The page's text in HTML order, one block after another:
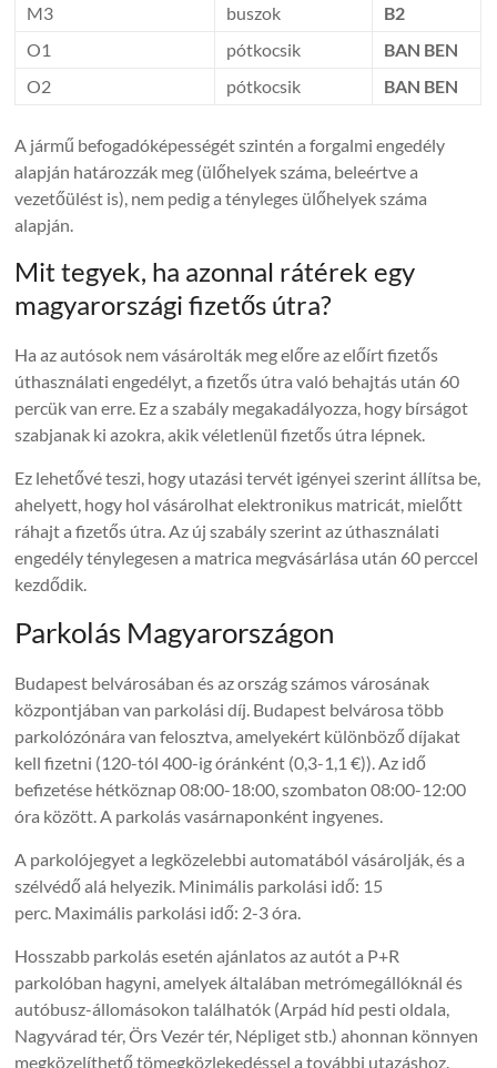
M3
buszok
B2
O1
pótkocsik
BAN BEN
O2
pótkocsik BAN BEN
A jármű befogadóképességét szintén a forgalmi engedély
alapján határozzák meg (ülőhelyek száma, beleértve a
vezetőülést is), nem pedig a tényleges ülőhelyek száma
alapján.
Mit tegyek, ha azonnal rátérek egy
magyarországi fizetős útra?
Ha az autósok nem vásárolták meg előre az előírt fizetős
úthasználati engedélyt, a fizetős útra való behajtás után 60
percük van erre. Ez a szabály megakadályozza, hogy bírságot
szabjanak ki azokra, akik véletlenül fizetős útra lépnek.
Ez lehetővé teszi, hogy utazási tervét igényei szerint állítsa be,
ahelyett, hogy hol vásárolhat elektronikus matricát, mielőtt
ráhajt a fizetős útra. Az új szabály szerint az úthasználati
engedély ténylegesen a matrica megvásárlása után 60 perccel
kezdődik.
Parkolás Magyarországon
Budapest belvárosában és az ország számos városának
központjában van parkolási díj. Budapest belvárosa több
parkolózónára van felosztva, amelyekért különböző díjakat
kell fizetni (120-tól 400-ig óránként (0,3-1,1 €)). Az idő
befizetése hétköznap 08:00-18:00, szombaton 08:00-12:00
óra között. A parkolás vasárnaponként ingyenes.
A parkolójegyet a legközelebbi automatából vásárolják, és a
szélvédő alá helyezik. Minimális parkolási idő: 15
perc. Maximális parkolási idő: 2-3 óra.
Hosszabb parkolás esetén ajánlatos az autót a P+R
parkolóban hagyni, amelyek általában metrómegállóknál és
autóbusz-állomásokon találhatók (Arpád híd pesti oldala,
Nagyvárad tér, Örs Vezér tér, Népliget stb.) ahonnan könnyen
megközelíthető tömegközlekedéssel a további utazáshoz.